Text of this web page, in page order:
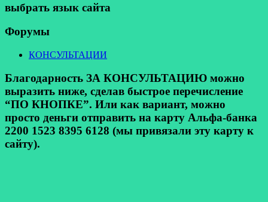
выбрать язык сайта
Форумы
КОНСУЛЬТАЦИИ
Благодарность ЗА КОНСУЛЬТАЦИЮ можно
выразить ниже, сделав быстрое перечисление
“ПО КНОПКЕ”. Или как вариант, можно
просто деньги отправить на карту Альфа-банка
2200 1523 8395 6128 (мы привязали эту карту к
сайту).